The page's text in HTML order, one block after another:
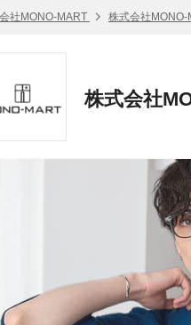
社MONO-MART 株式会社MONO-
株式会社